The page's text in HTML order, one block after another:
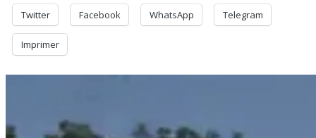
Twitter Facebook WhatsApp Telegram
Imprimer